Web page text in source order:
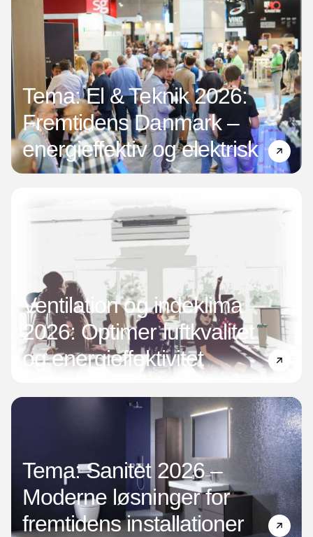
Tema: El & Teknik 2026:
Fremtidens Danmark –
energieffektiv og elektrisk
Ventilation og indeklima
2026: Optimer luftkvalitet
og energieffektivitet
Tema: Sanitet 2026 –
Moderne løsninger for
fremtidens installationer